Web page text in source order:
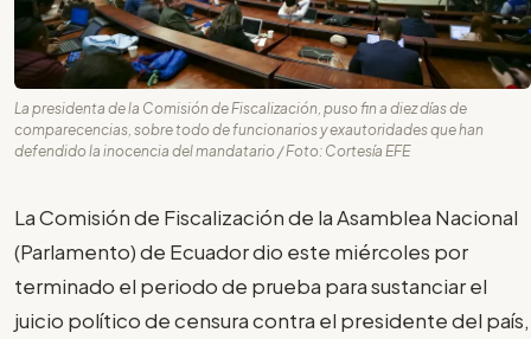
La presidenta de la Comisión de Fiscalización, puso fin a diez días de
comparecencias, sobre todo de funcionarios y exautoridades que han
defendido la inocencia del mandatario / Foto: Cortesía EFE
La Comisión de Fiscalización de la Asamblea Nacional
(Parlamento) de Ecuador dio este miércoles por
terminado el periodo de prueba para sustanciar el
juicio político de censura contra el presidente del país,